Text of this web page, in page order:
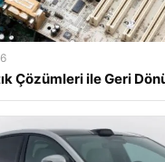
Çözümleri ile Geri